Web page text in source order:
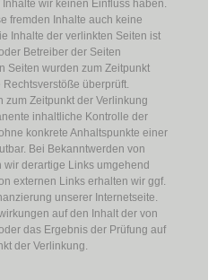
wir keinen Einfluss haben.
fremden Inhalte auch keine
Inhalte der verlinkten Seiten ist
Betreiber der Seiten
Seiten wurden zum Zeitpunkt
überprüft.
zum Zeitpunkt der Verlinkung
inhaltliche Kontrolle der
konkrete Anhaltspunkte einer
Bei Bekanntwerden von
derartige Links umgehend
externen Links erhalten wir ggf.
unserer Internetseite.
auf den Inhalt der von
das Ergebnis der Prüfung auf
der Verlinkung.